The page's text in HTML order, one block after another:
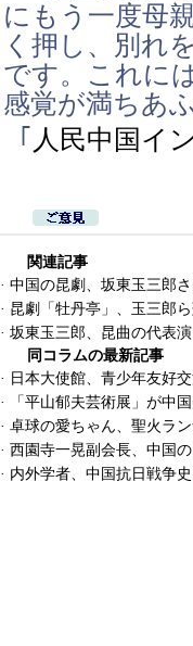
にもう一度母
く押し、別れ
です。これに
感覚が満ちあ
｢ 人民中国イ
関連記事
· 中国の昆劇、坂東玉三郎
· 昆劇「牡丹亭」、玉三郎
· 坂東玉三郎、昆曲の代表
同コラムの最新記事
· 日本大使館、青少年友好
·
「平山郁夫芸術展」が中
· 卓球の愛ちゃん、聖火ラ
· 西園寺一晃副会長、中国
· 内外学者、中国抗日戦争